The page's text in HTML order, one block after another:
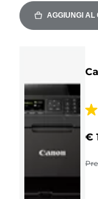
AGGIUNGI AL
3.7
su
€